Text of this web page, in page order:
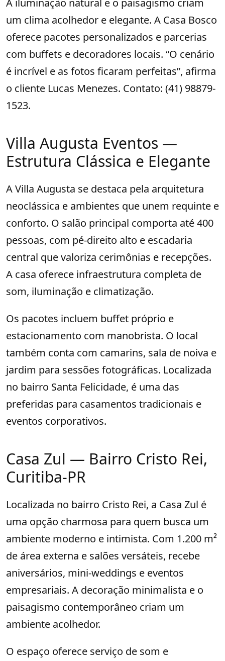
A iluminação natural e o paisagismo criam
um clima acolhedor e elegante. A Casa Bosco
oferece pacotes personalizados e parcerias
com buffets e decoradores locais. “O cenário
é incrível e as fotos ficaram perfeitas”, afirma
o cliente Lucas Menezes. Contato: (41) 98879-
1523.
Villa Augusta Eventos —
Estrutura Clássica e Elegante
A Villa Augusta se destaca pela arquitetura
neoclássica e ambientes que unem requinte e
conforto. O salão principal comporta até 400
pessoas, com pé-direito alto e escadaria
central que valoriza cerimônias e recepções.
A casa oferece infraestrutura completa de
som, iluminação e climatização.
Os pacotes incluem buffet próprio e
estacionamento com manobrista. O local
também conta com camarins, sala de noiva e
jardim para sessões fotográficas. Localizada
no bairro Santa Felicidade, é uma das
preferidas para casamentos tradicionais e
eventos corporativos.
Casa Zul — Bairro Cristo Rei,
Curitiba-PR
Localizada no bairro Cristo Rei, a Casa Zul é
uma opção charmosa para quem busca um
ambiente moderno e intimista. Com 1.200 m²
de área externa e salões versáteis, recebe
aniversários, mini-weddings e eventos
empresariais. A decoração minimalista e o
paisagismo contemporâneo criam um
ambiente acolhedor.
O espaço oferece serviço de som e